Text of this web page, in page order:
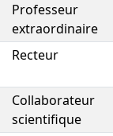
Professeur
extraordinaire
Recteur
Collaborateur
scientifique